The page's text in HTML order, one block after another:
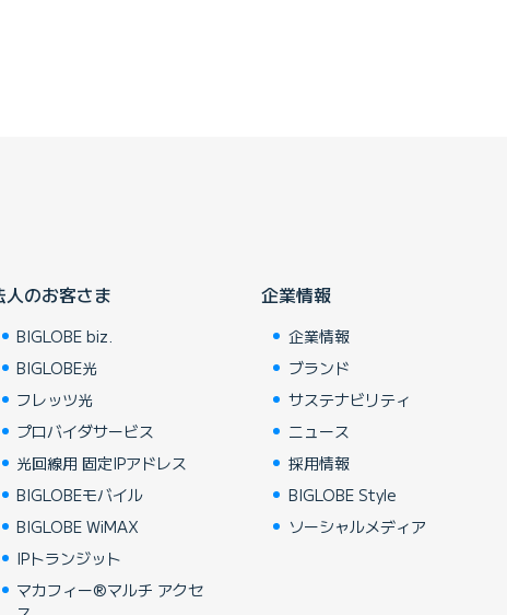
人のお客さま
BIGLOBE biz.
BIGLOBE光
フレッツ光
プロバイダサービス
光回線用 固定IPアドレス
BIGLOBEモバイル
BIGLOBE WiMAX
IPトランジット
マカフィー®マルチ アクセ
企業情報
企業情報
ブランド
サステナビリティ
ニュース
採用情報
BIGLOBE Style
ソーシャルメディア